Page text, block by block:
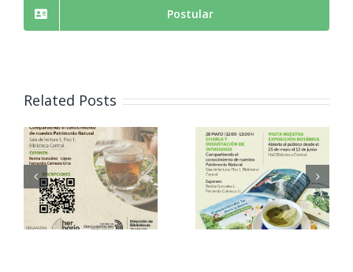
Postular
Related Posts
Vinculació
n Herbario
ICB
Magíster
en
Bioquímic